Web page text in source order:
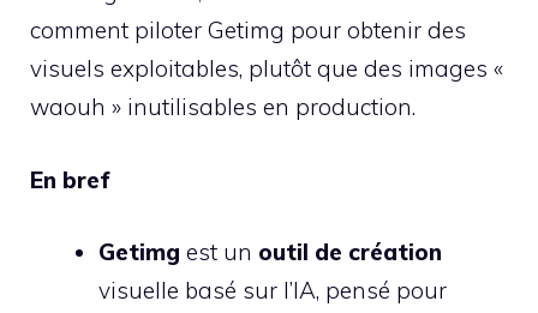
comment piloter Getimg pour obtenir des
visuels exploitables, plutôt que des images «
waouh » inutilisables en production.
En bref
Getimg est un outil de création
visuelle basé sur l’IA, pensé pour